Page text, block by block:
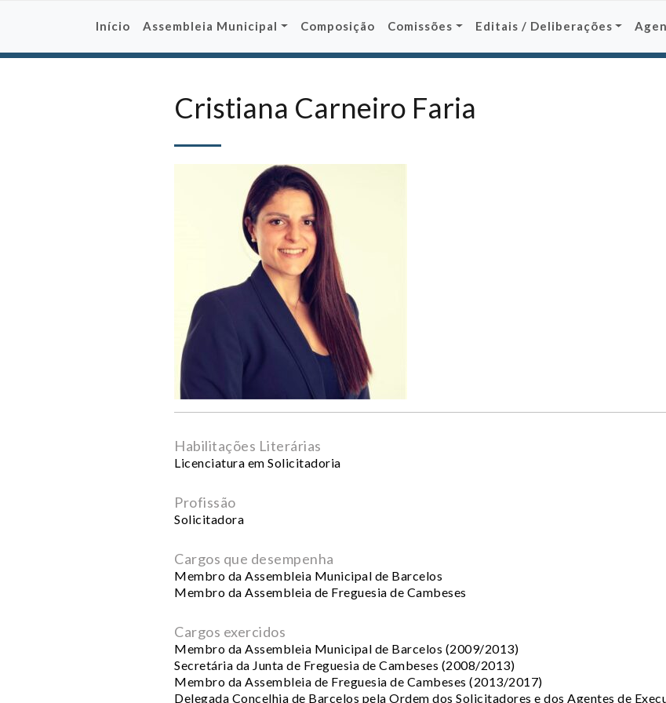
Início Assembleia Municipal Composição Comissões Editais / Deliberações
Cristiana Carneiro Faria
Habilitações Literárias
Licenciatura em Solicitadoria
Profissão
Solicitadora
Cargos que desempenha
Membro da Assembleia Municipal de Barcelos
Membro da Assembleia de Freguesia de Cambeses
Cargos exercidos
Membro da Assembleia Municipal de Barcelos (2009/2013)
Secretária da Junta de Freguesia de Cambeses (2008/2013)
Membro da Assembleia de Freguesia de Cambeses (2013/2017)
Delegada Concelhia de Barcelos pela Ordem dos Solicitadores e dos Agentes de